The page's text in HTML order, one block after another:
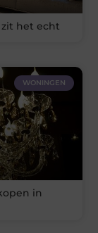
zit het echt
WONINGEN
in